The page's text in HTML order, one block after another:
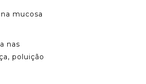
mucosa
nas
poluição